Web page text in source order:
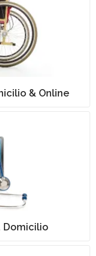
& Online
Domicilio
e Prelievi a